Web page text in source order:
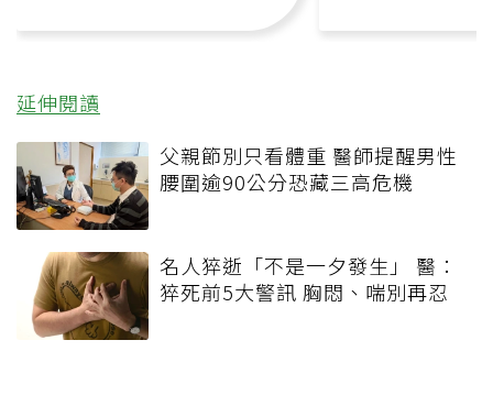
延伸閱讀
父親節別只看體重 醫師提醒男性
腰圍逾90公分恐藏三高危機
名人猝逝「不是一夕發生」 醫：
猝死前5大警訊 胸悶、喘別再忍